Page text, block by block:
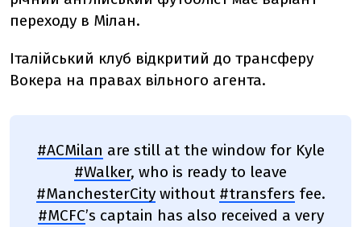
переходу в Мілан.
Італійський клуб відкритий до трансферу
Вокера на правах вільного агента.
#ACMilan are still at the window for Kyle
#Walker, who is ready to leave
#ManchesterCitywithout #transfers fee.
#MCFC’s captain has also received a very